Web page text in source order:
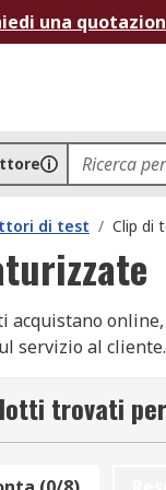
una
di test / Clip di
acquistano
servizio al
Sonde
allo stesso
miniatura
trovati